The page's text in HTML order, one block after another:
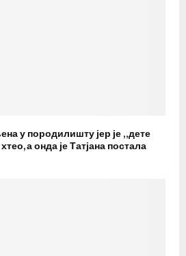
у породилишту јер је „дете
а онда је Татјана постала